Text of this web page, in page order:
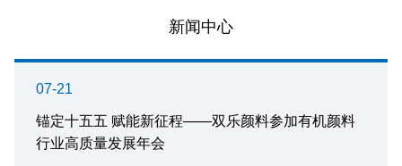
新闻中心
07-21
锚定十五五 赋能新征程——双乐颜料参加有机颜料
行业高质量发展年会